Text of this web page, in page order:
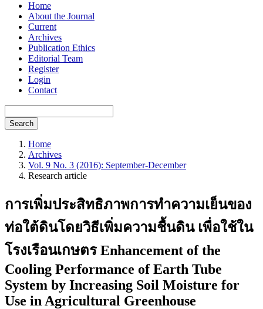
Home
About the Journal
Current
Archives
Publication Ethics
Editorial Team
Register
Login
Contact
Search
Home
Archives
Vol. 9 No. 3 (2016): September-December
Research article
การเพิ่มประสิทธิภาพการทำความเย็นของ
ท่อใต้ดินโดยวิธีเพิ่มความชื้นดิน เพื่อใช้ใน
โรงเรือนเกษตร Enhancement of the
Cooling Performance of Earth Tube
System by Increasing Soil Moisture for
Use in Agricultural Greenhouse